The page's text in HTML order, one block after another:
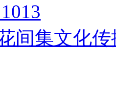
间集文化